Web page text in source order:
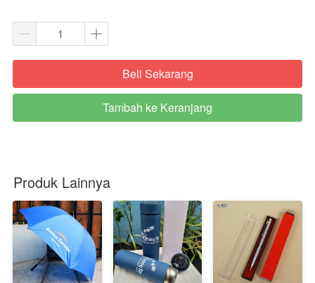
`Beli Sekarang
`
Tambah ke Keranjang
Produk Lainnya